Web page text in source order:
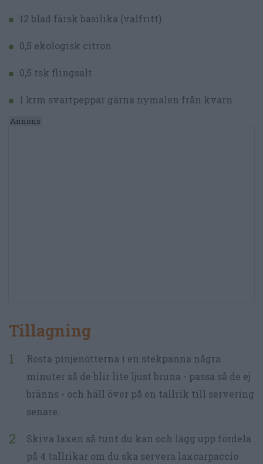
12 blad färsk basilika (valfritt)
0,5 ekologisk citron
0,5 tsk flingsalt
1 krm svartpeppar gärna nymalen från kvarn
Tillagning
Rosta pinjenötterna i en stekpanna några
minuter så de blir lite ljust bruna - passa så de ej
bränns - och häll över på en tallrik till servering
senare.
Skiva laxen så tunt du kan och lägg upp fördela
på 4 tallrikar om du ska servera laxcarpaccio